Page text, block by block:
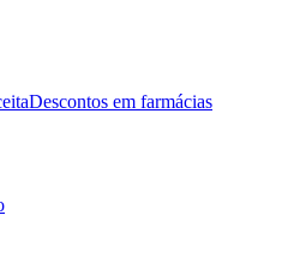
Descontos em farmácias